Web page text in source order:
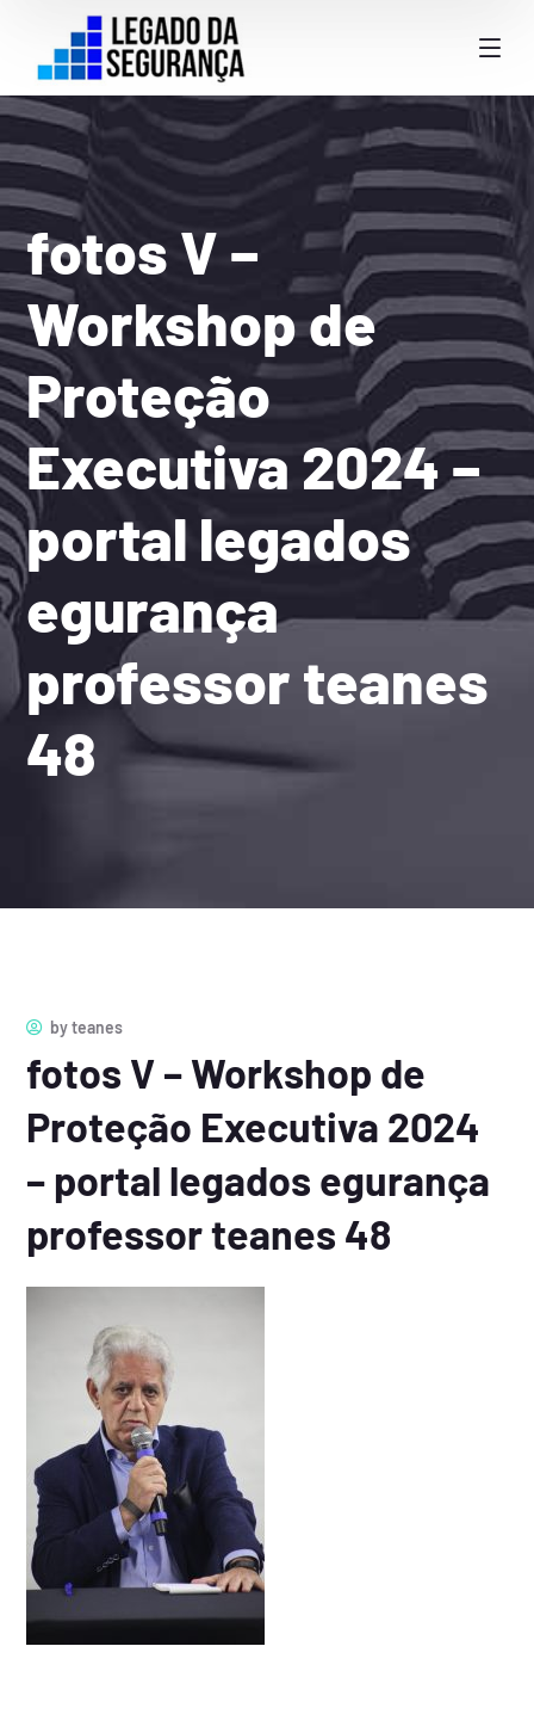
fotos V –
Workshop de
Proteção
Executiva 2024 –
portal legados
egurança
professor teanes
48
byteanes
fotos V – Workshop de
Proteção Executiva 2024
– portal legados egurança
professor teanes 48